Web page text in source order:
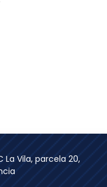
La Vila, parcela 20,